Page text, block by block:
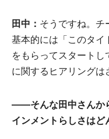
田中： そうですね。チ
基本的には「このタイ
をもらってスタート
に関するヒアリングは
――そんな田中さんか
インメントらしさはど